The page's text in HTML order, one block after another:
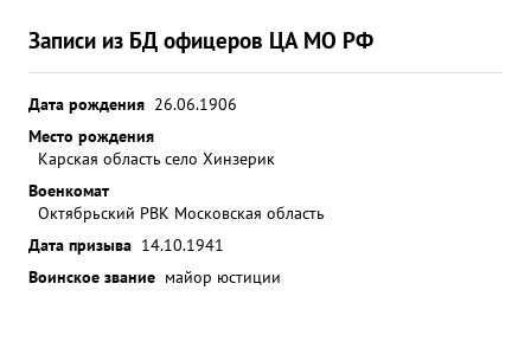
поручений Военного Совета Армии и эту работу
проводил полно и добросовестно. ...»
Записи из БД офицеров ЦА МО РФ
Дата рождения 26.06.1906
Место рождения
Карская область село Хинзерик
Военкомат
Октябрьский РВК Московская область
Дата призыва 14.10.1941
Воинское звание майор юстиции